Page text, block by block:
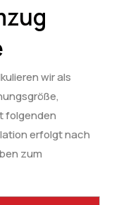
wir als
folgenden
erfolgt nach
zum